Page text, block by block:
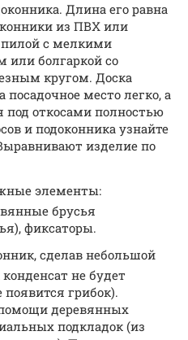
Длина его равна
из ПВХ или
пилой с мелкими
или болгаркой со
кругом. Доска
место легко, а
под откосами полностью
и подоконника узнайте
изделие по
элементы:
брусья
фиксаторы.
сделав небольшой
не будет
грибок).
деревянных
подкладок (из